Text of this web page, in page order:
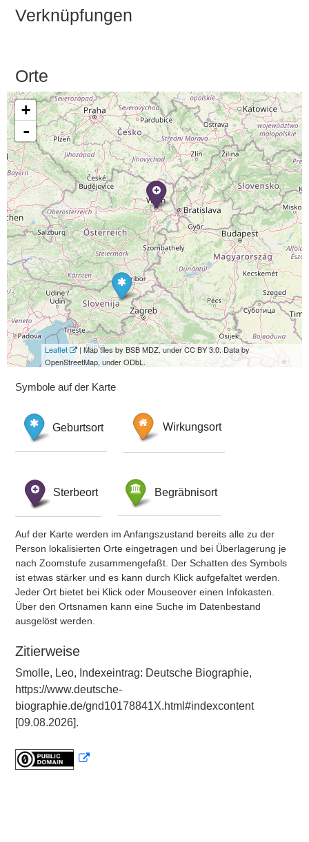
Verknüpfungen
Orte
+
-
Leaflet
| Map tiles by BSB MDZ, under CC BY 3.0. Data by
OpenStreetMap, under ODbL.
Symbole auf der Karte
Geburtsort Wirkungsort
Sterbeort Begräbnisort
Auf der Karte werden im Anfangszustand bereits alle zu der
Person lokalisierten Orte eingetragen und bei Überlagerung je
nach Zoomstufe zusammengefaßt. Der Schatten des Symbols
ist etwas stärker und es kann durch Klick aufgefaltet werden.
Jeder Ort bietet bei Klick oder Mouseover einen Infokasten.
Über den Ortsnamen kann eine Suche im Datenbestand
ausgelöst werden.
Zitierweise
Smolle, Leo, Indexeintrag: Deutsche Biographie,
https://www.deutsche-
biographie.de/gnd10178841X.html#indexcontent
[09.08.2026].